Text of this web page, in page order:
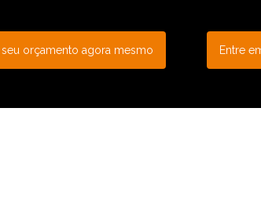
seu orçamento agora mesmo Entre